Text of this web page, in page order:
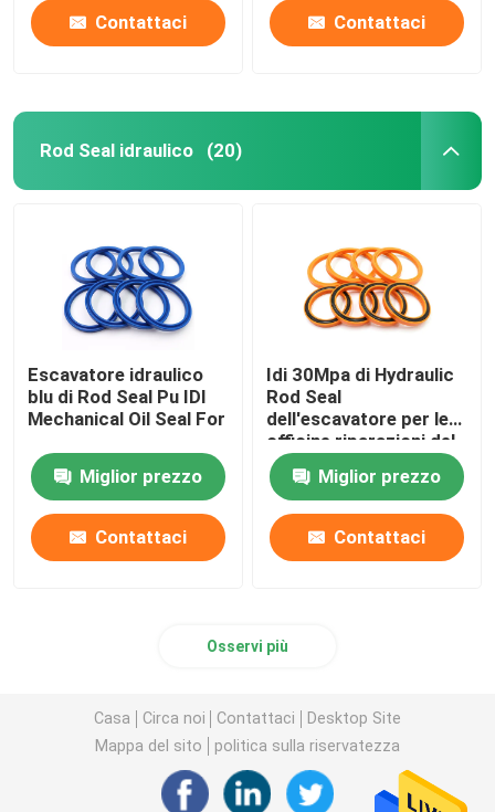
Contattaci Contattaci
Rod Seal idraulico (20)
Escavatore idraulico
blu di Rod Seal Pu IDI
Mechanical Oil Seal For
Miglior prezzo
Contattaci
Idi 30Mpa di Hydraulic
Rod Seal
dell'escavatore per le
officine riparazioni del
macchinario
Miglior prezzo
Contattaci
Osservi più
Casa Circa noi Contattaci
Desktop Site
Mappa del sito
politica sulla riservatezza